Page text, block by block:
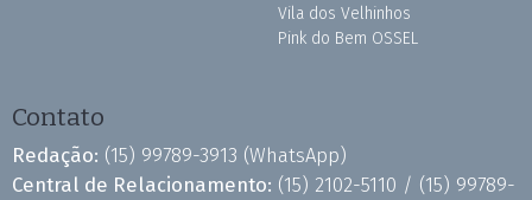
Vila dos Velhinhos
Pink do Bem OSSEL
Contato
Redação: (15) 99789-3913 (WhatsApp)
Central de Relacionamento: (15) 2102-5110 / (15) 99789-